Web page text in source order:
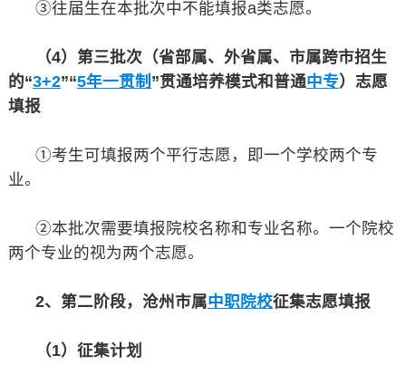
③往届生在本批次中不能填报a类志愿。
（4）第三批次（省部属、外省属、市属跨市招生
的“3+2”“5年一贯制 ”贯通培养模式和普通中专）志愿
填报
①考生可填报两个平行志愿，即一个学校两个专
业。
②本批次需要填报院校名称和专业名称。一个院校
两个专业的视为两个志愿。
2、第二阶段，沧州市属中职院校征集志愿填报
（1）征集计划